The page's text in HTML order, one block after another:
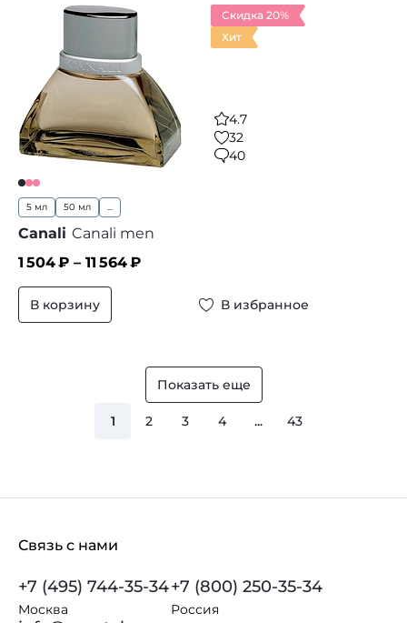
Скидка 20%
Хит
4.7
32
40
5 мл 50 мл ...
Canali Canali men
1 504₽ – 11 564₽
В корзину В избранное
Показать еще
1 2 3 4 ... 43
Связь с нами
+7 (495) 744-35-34
Москва
+7 (800) 250-35-34
Россия